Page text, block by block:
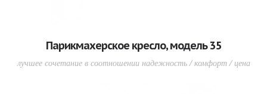
Парикмахерское кресло, модель 35
лучшее сочетание в соотношении надежность / комфорт / цена